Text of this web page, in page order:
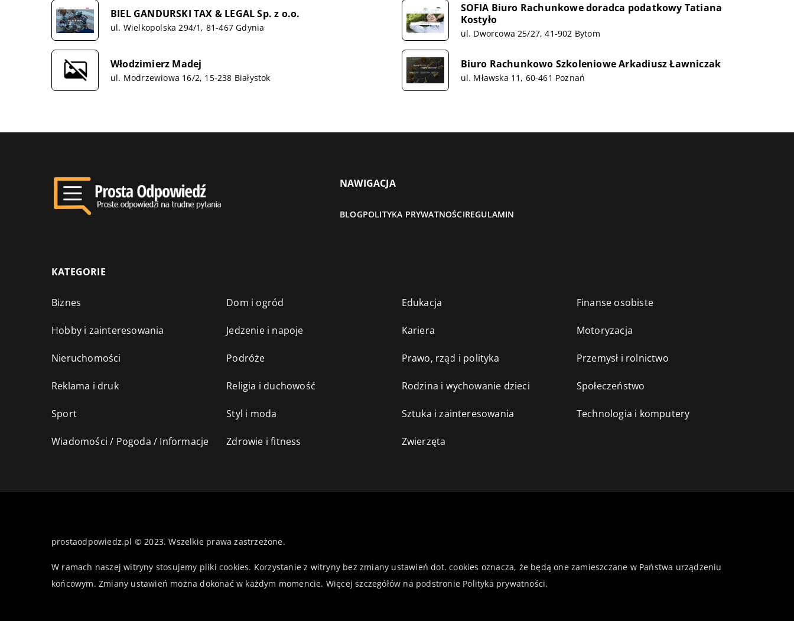
BIEL GANDURSKI TAX & LEGAL Sp. z o.o.
ul. Wielkopolska 294/1, 81-467 Gdynia
SOFIA Biuro Rachunkowe doradca podatkowy Tatiana
Kostyło
ul. Dworcowa 25/27, 41-902 Bytom
Włodzimierz Madej
ul. Modrzewiowa 16/2, 15-238 Białystok
Biuro Rachunkowo Szkoleniowe Arkadiusz Ławniczak
ul. Mławska 11, 60-461 Poznań
NAWIGACJA
BLOGPOLITYKA PRYWATNOŚCIREGULAMIN
KATEGORIE
Biznes Dom i ogród Edukacja Finanse osobiste
Hobby i zainteresowania Jedzenie i napoje Kariera Motoryzacja
Nieruchomości Podróże Prawo, rząd i polityka Przemysł i rolnictwo
Reklama i druk Religia i duchowość Rodzina i wychowanie dzieci Społeczeństwo
Sport Styl i moda Sztuka i zainteresowania Technologia i komputery
Wiadomości / Pogoda / Informacje Zdrowie i fitness Zwierzęta
prostaodpowiedz.pl © 2023. Wszelkie prawa zastrzeżone.
W ramach naszej witryny stosujemy pliki cookies. Korzystanie z witryny bez zmiany ustawień dot. cookies oznacza, że będą one zamieszczane w Państwa urządzeniu
końcowym. Zmiany ustawień można dokonać w każdym momencie. Więcej szczegółów na podstronie Polityka prywatności.